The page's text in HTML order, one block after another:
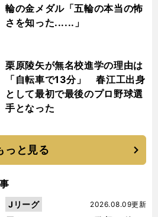
輪の金メダル「五輪の本当の怖
さを知った......」
栗原陵矢が無名校進学の理由は
「自転車で13分」 春江工出身
として最初で最後のプロ野球選
手となった
っと見る
2026.08.09更新
Jリーグ